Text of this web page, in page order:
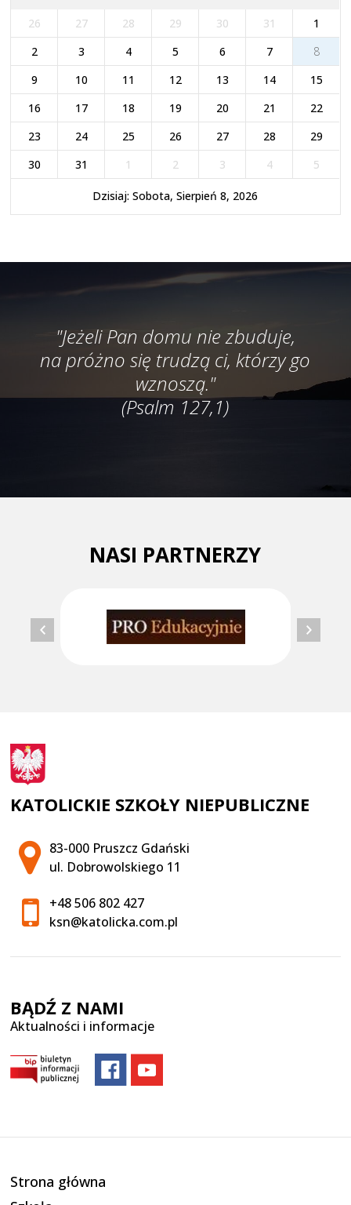
26 27 28 29 30 31
1
2
3 4 5 6 7
8
9
10 11 12 13 14
15
16
17 18 19 20 21
22
23
24 25 26 27 28
29
30
31 1 2 3 4 5
Dzisiaj: Sobota, Sierpień 8, 2026
"Jeżeli Pan domu nie zbuduje,
na próżno się trudzą ci, którzy go
wznoszą."
(Psalm 127,1)
NASI PARTNERZY
KATOLICKIE SZKOŁY NIEPUBLICZNE
Adres pocztowy:
83-000 Pruszcz Gdański
ul. Dobrowolskiego 11
+48 506 802 427
ksn@katolicka.com.pl
BĄDŹ Z NAMI
Aktualności i informacje
Strona główna